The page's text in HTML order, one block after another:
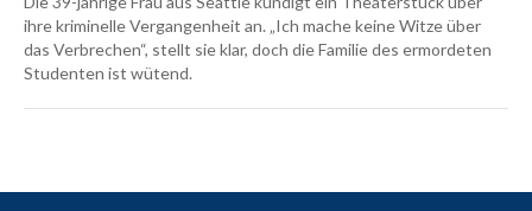
ihre kriminelle Vergangenheit an. „Ich mache keine Witze über
das Verbrechen“, stellt sie klar, doch die Familie des ermordeten
Studenten ist wütend.